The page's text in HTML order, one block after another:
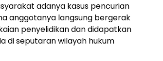
adanya kasus pencurian
anggotanya langsung bergerak
penyelidikan dan didapatkan
di seputaran wilayah hukum